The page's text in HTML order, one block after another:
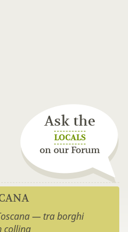
Ask the
LOCALS
on our Forum
— tra borghi
collina